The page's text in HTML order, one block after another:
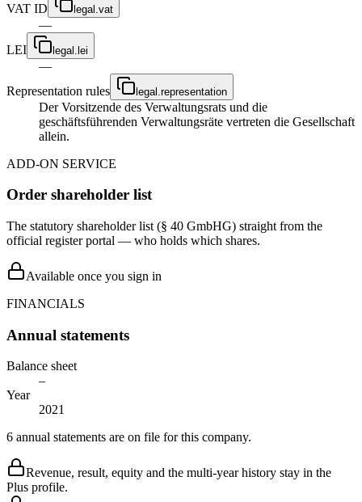
VAT ID
legal.vat
—
LEI
legal.lei
—
Representation rules
legal.representation
Der Vorsitzende des Verwaltungsrats und die
geschäftsführenden Verwaltungsräte vertreten die Gesellschaft
allein.
ADD-ON SERVICE
Order shareholder list
The statutory shareholder list (§ 40 GmbHG) straight from the
official register portal — who holds which shares.
Available once you sign in
FINANCIALS
Annual statements
Balance sheet
–
Year
2021
6 annual statements are on file for this company.
Revenue, result, equity and the multi-year history stay in the
Plus profile.